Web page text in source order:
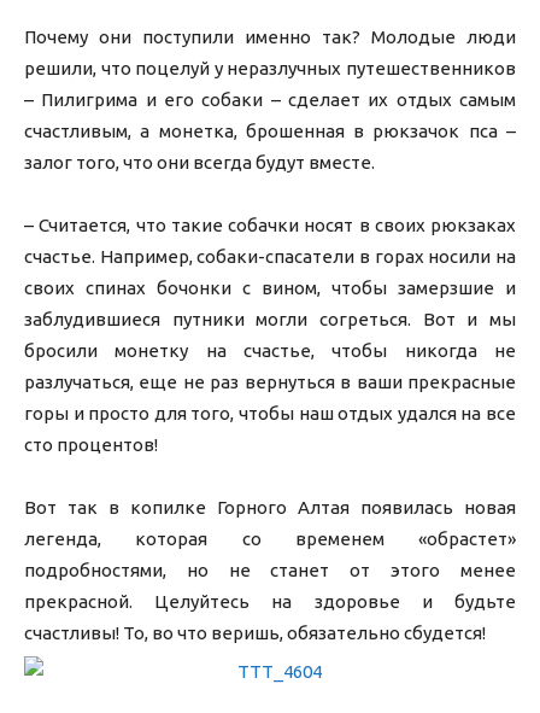
Почему они поступили именно так? Молодые люди
решили, что поцелуй у неразлучных путешественников
– Пилигрима и его собаки – сделает их отдых самым
счастливым, а монетка, брошенная в рюкзачок пса –
залог того, что они всегда будут вместе.
– Считается, что такие собачки носят в своих рюкзаках
счастье. Например, собаки-спасатели в горах носили на
своих спинах бочонки с вином, чтобы замерзшие и
заблудившиеся путники могли согреться. Вот и мы
бросили монетку на счастье, чтобы никогда не
разлучаться, еще не раз вернуться в ваши прекрасные
горы и просто для того, чтобы наш отдых удался на все
сто процентов!
Вот так в копилке Горного Алтая появилась новая
легенда, которая со временем «обрастет»
подробностями, но не станет от этого менее
прекрасной. Целуйтесь на здоровье и будьте
счастливы! То, во что веришь, обязательно сбудется!